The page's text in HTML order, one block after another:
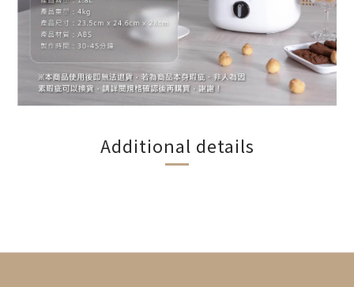
Additional details